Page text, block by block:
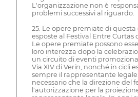
L'organizzazione non è
problemi successivi al riguardo.
25. Le opere premiate di
esposte al Festival Entre Curtas
Le opere premiate possono
loro interezza dopo la
un circuito di eventi
Via XIV di Verín, nonché in cicli
sempre il rappresentante
necessario che la direzione del
l'autorizzazione per la